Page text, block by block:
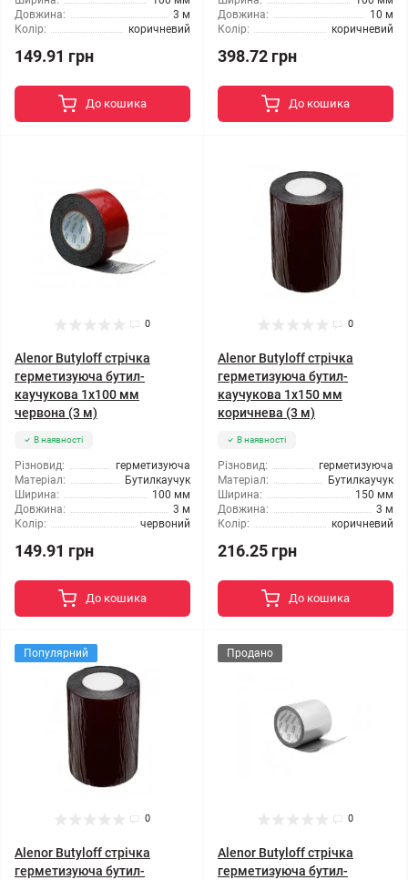
Довжина:
3 м
Колір:
коричневий
149.91 грн
До кошика
Довжина:
10 м
Колір:
коричневий
398.72 грн
До кошика
0
Alenor Butyloff стрічка
герметизуюча бутил-
каучукова 1х100 мм
червона (3 м)
В наявності
Різновид:
герметизуюча
Матеріал:
Бутилкаучук
Ширина:
100 мм
Довжина:
3 м
Колір:
червоний
149.91 грн
До кошика
0
Alenor Butyloff стрічка
герметизуюча бутил-
каучукова 1х150 мм
коричнева (3 м)
В наявності
Різновид:
герметизуюча
Матеріал:
Бутилкаучук
Ширина:
150 мм
Довжина:
3 м
Колір:
коричневий
216.25 грн
До кошика
Популярний
0
Alenor Butyloff стрічка
герметизуюча бутил-
Продано
0
Alenor Butyloff стрічка
герметизуюча бутил-